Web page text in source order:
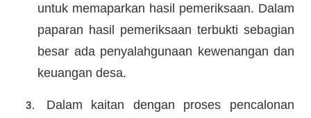
untuk memaparkan hasil pemeriksaan. Dalam
paparan hasil pemeriksaan terbukti sebagian
besar ada penyalahgunaan kewenangan dan
keuangan desa.
Dalam kaitan dengan proses pencalonan